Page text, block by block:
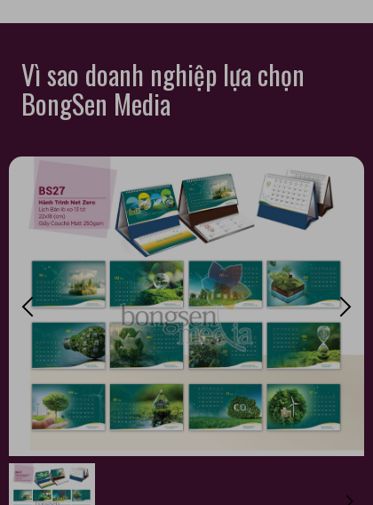
Vì sao doanh nghiệp lựa chọn
BongSen Media